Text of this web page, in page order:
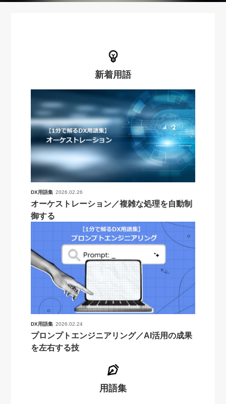
新着用語
DX用語集 2026.02.26
オーケストレーション／複雑な処理を自動制
御する
DX用語集 2026.02.24
プロンプトエンジニアリング／AI活用の成果
を左右する技
用語集